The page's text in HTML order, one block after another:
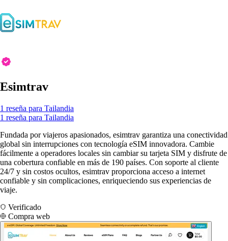
Esimtrav
1 reseña para Tailandia
1 reseña para Tailandia
Fundada por viajeros apasionados, esimtrav garantiza una conectividad
global sin interrupciones con tecnología eSIM innovadora. Cambie
fácilmente a operadores locales sin cambiar su tarjeta SIM y disfrute de
una cobertura confiable en más de 190 países. Con soporte al cliente
24/7 y sin costos ocultos, esimtrav proporciona acceso a internet
confiable y sin complicaciones, enriqueciendo sus experiencias de
viaje.
Verificado
Compra web